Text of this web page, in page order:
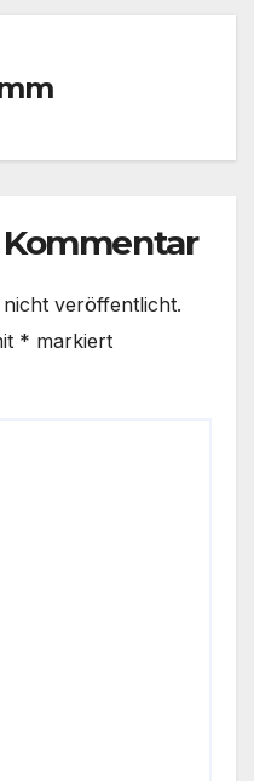
veröffentlicht.
* markiert